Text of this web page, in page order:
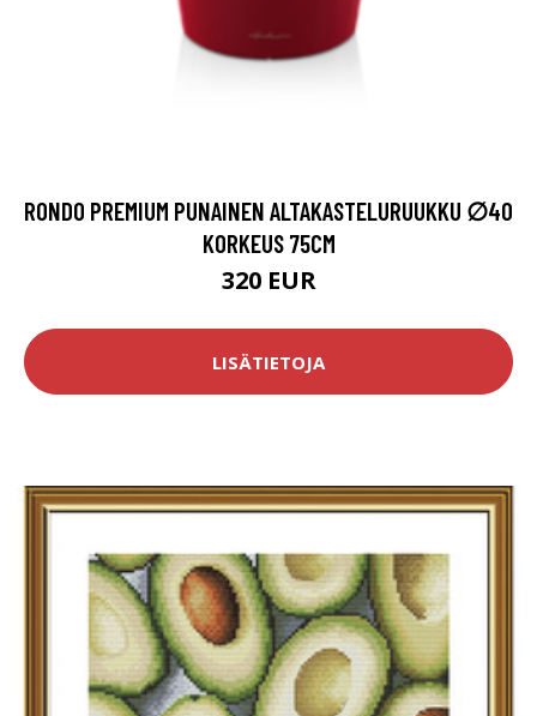
RONDO PREMIUM PUNAINEN ALTAKASTELURUUKKU ∅40
KORKEUS 75CM
320 EUR
LISÄTIETOJA